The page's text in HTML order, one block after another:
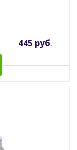
445 руб.